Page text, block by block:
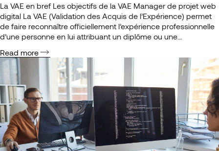
La VAE en bref Les objectifs de la VAE Manager de projet web
digital La VAE (Validation des Acquis de l’Expérience) permet
de faire reconnaître officiellement l’expérience professionnelle
d’une personne en lui attribuant un diplôme ou une
à la formation classique, qui vise à développer de nouvelles
connaissances et…
Read more